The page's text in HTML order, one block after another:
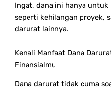
Ingat, dana ini hanya untuk
seperti kehilangan proyek,
darurat lainnya.
Kenali Manfaat Dana
Finansialmu
Dana darurat tidak cuma